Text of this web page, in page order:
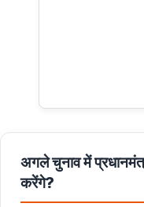
अगले चुनाव में
करेंगे?